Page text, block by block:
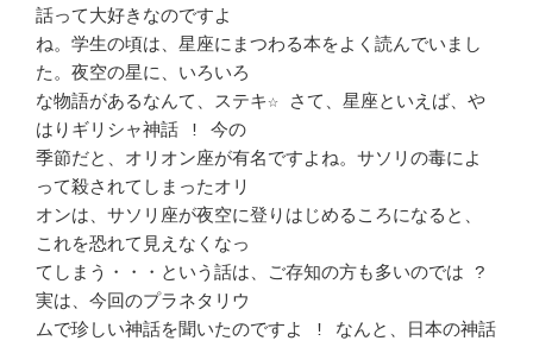
話って大好きなのですよ
ね。学生の頃は、星座にまつわる本をよく読んでいまし
た。夜空の星に、いろいろ
な物語があるなんて、ステキ☆ さて、星座といえば、や
はりギリシャ神話 ! 今の
季節だと、オリオン座が有名ですよね。サソリの毒によ
って殺されてしまったオリ
オンは、サソリ座が夜空に登りはじめるころになると、
これを恐れて見えなくなっ
てしまう・・・という話は、ご存知の方も多いのでは ?
実は、今回のプラネタリウ
ムで珍しい神話を聞いたのですよ ! なんと、日本の神話